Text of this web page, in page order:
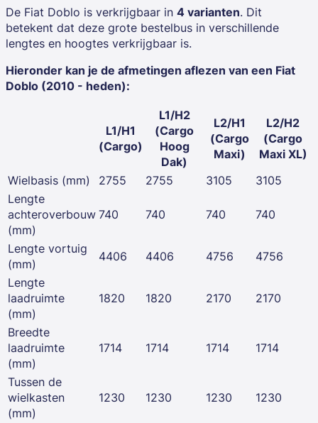
De Fiat Doblo is verkrijgbaar in 4 varianten. Dit
betekent dat deze grote bestelbus in verschillende
lengtes en hoogtes verkrijgbaar is.
Hieronder kan je de afmetingen aflezen van een Fiat
Doblo (2010 - heden):
L1/H1
(Cargo)
L1/H2
(Cargo
Hoog
Dak)
L2/H1
(Cargo
Maxi)
L2/H2
(Cargo
Maxi XL)
Wielbasis (mm)
2755 2755 3105
3105
Lengte
achteroverbouw
(mm)
740 740 740 740
Lengte vortuig
(mm)
4406 4406 4756
4756
Lengte
laadruimte
(mm)
1820 1820 2170 2170
Breedte
laadruimte
(mm)
1714 1714 1714 1714
Tussen de
wielkasten
(mm)
1230 1230 1230 1230